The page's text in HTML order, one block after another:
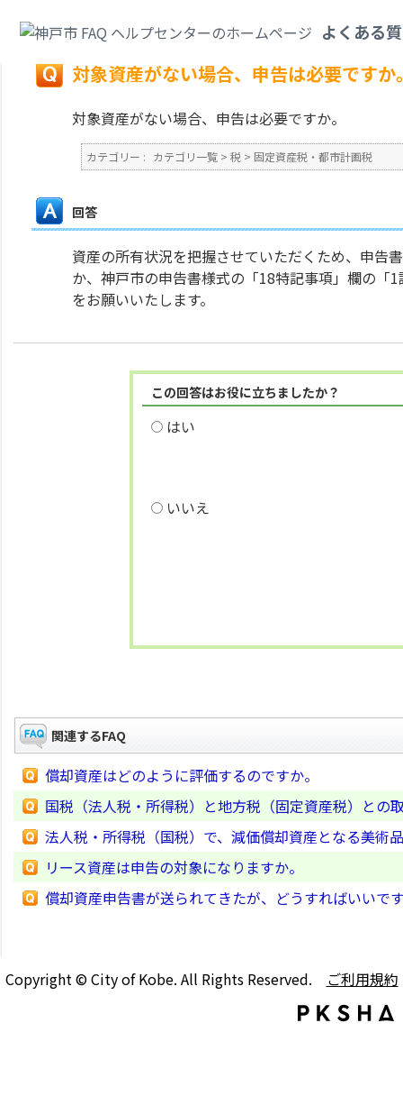
よくある
戻る
対象資産がない場合、申告は必要ですか
対象資産がない場合、申告は必要ですか。
カテゴリー : カテゴリ一覧 > 税 > 固定資産税・都市計画税
回答
資産の所有状況を把握させていただくため、申告
か、神戸市の申告書様式の「18特記事項」欄の「
をお願いいたします。
この回答はお役に立ちましたか？
はい
いいえ
関連するFAQ
償却資産はどのように評価するのですか。
国税（法人税・所得税）と地方税（固定資産税）との
法人税・所得税（国税）で、減価償却資産となる美術
リース資産は申告の対象になりますか。
償却資産申告書が送られてきたが、どうすればいいで
Copyright © City of Kobe. All Rights Reserved. ご利用規約